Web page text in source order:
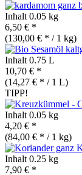
Inhalt 0.05 kg
6,50 € *
(130,00 € * / 1 kg)
Inhalt 0.75 L
10,70 € *
(14,27 € * / 1 L)
TIPP!
Inhalt 0.05 kg
4,20 € *
(84,00 € * / 1 kg)
Inhalt 0.25 kg
7,90 € *